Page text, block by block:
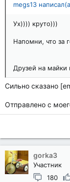
megs13
Ух)))) круто)))
Напомни, что за
Друзей на майки
Сильно сказано
Отправлено с
gorka3
Участник
180